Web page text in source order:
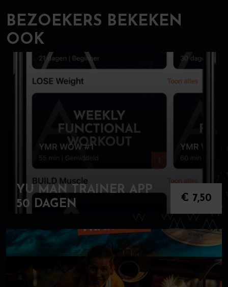
BEZOEKERS BEKEKEN
OOK
YU MAN TRAINER APP
50 DAGEN
€ 7,50